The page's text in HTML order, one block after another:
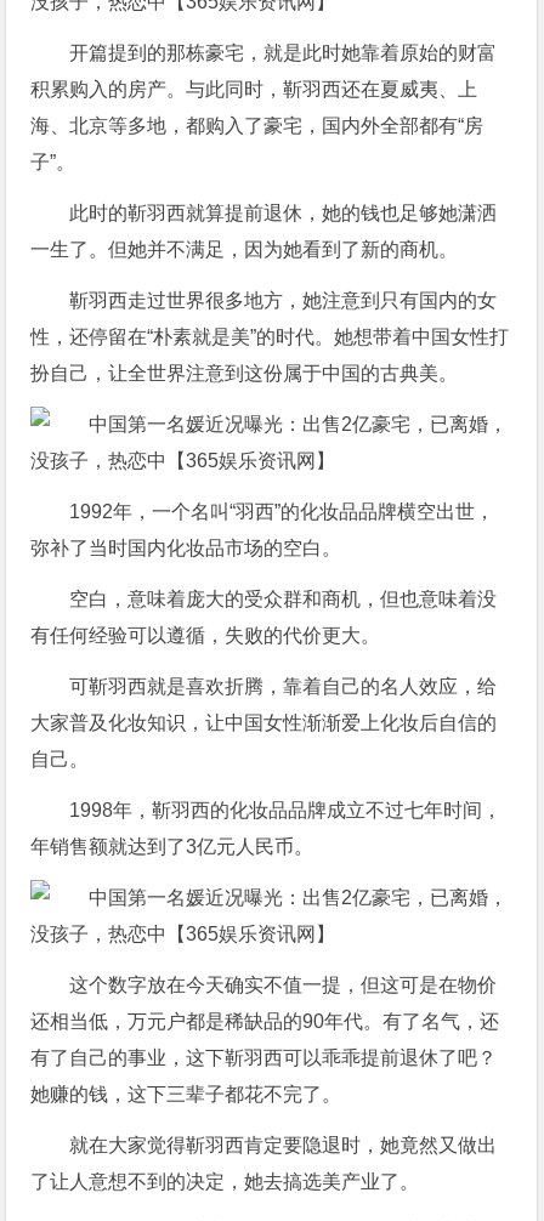
开篇提到的那栋豪宅，就是此时她靠着原始的财富
积累购入的房产。与此同时，靳羽西还在夏威夷、上
海、北京等多地，都购入了豪宅，国内外全部都有“房
子”。
此时的靳羽西就算提前退休，她的钱也足够她潇洒
一生了。但她并不满足，因为她看到了新的商机。
靳羽西走过世界很多地方，她注意到只有国内的女
性，还停留在“朴素就是美”的时代。她想带着中国女性打
扮自己，让全世界注意到这份属于中国的古典美。
1992年，一个名叫“羽西”的化妆品品牌横空出世，
弥补了当时国内化妆品市场的空白。
空白，意味着庞大的受众群和商机，但也意味着没
有任何经验可以遵循，失败的代价更大。
可靳羽西就是喜欢折腾，靠着自己的名人效应，给
大家普及化妆知识，让中国女性渐渐爱上化妆后自信的
自己。
1998年，靳羽西的化妆品品牌成立不过七年时间，
年销售额就达到了3亿元人民币。
这个数字放在今天确实不值一提，但这可是在物价
还相当低，万元户都是稀缺品的90年代。有了名气，还
有了自己的事业，这下靳羽西可以乖乖提前退休了吧？
她赚的钱，这下三辈子都花不完了。
就在大家觉得靳羽西肯定要隐退时，她竟然又做出
了让人意想不到的决定，她去搞选美产业了。